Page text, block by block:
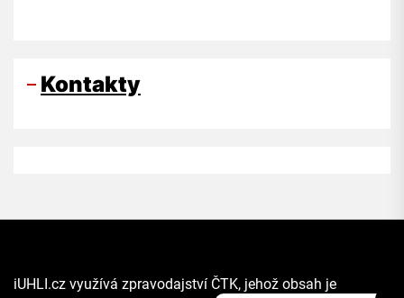
Kontakty
iUHLI.cz využívá zpravodajství ČTK, jehož obsah je